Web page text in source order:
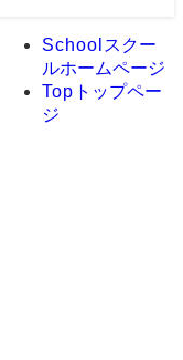
School スクー
ルホームページ
Top トップペー
ジ